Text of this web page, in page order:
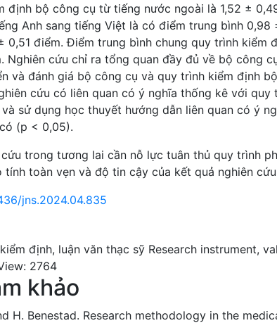
định bộ công cụ từ tiếng nước ngoài là 1,52 ±
Anh sang tiếng Việt là có điểm trung bình 0,98
0,51 điểm. Điểm trung bình chung quy trình kiểm
Nghiên cứu chỉ ra tổng quan đầy đủ về bộ công
và đánh giá bộ công cụ và quy trình kiểm định
cứu có liên quan có ý nghĩa thống kê với
sử dụng học thuyết hướng dẫn liên quan có ý
(p < 0,05).
cứu trong tương lai cần nỗ lực tuân thủ quy trình
tính toàn vẹn và độ tin cậy của kết quả nghiên
jns.2024.04.835
kiểm định, luận văn thạc sỹ Research instrument,
2764
khảo
H. Benestad. Research methodology in the